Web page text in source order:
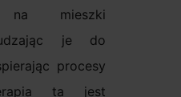
na mieszki
je do
procesy
ta jest